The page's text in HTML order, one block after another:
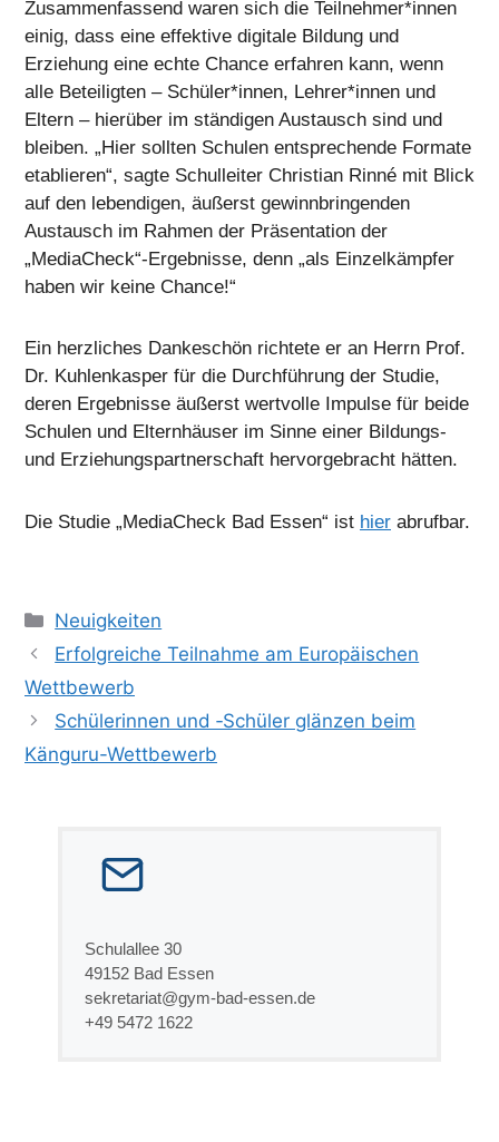
Zusammenfassend waren sich die Teilnehmer*innen
einig, dass eine effektive digitale Bildung und
Erziehung eine echte Chance erfahren kann, wenn
alle Beteiligten – Schüler*innen, Lehrer*innen und
Eltern – hierüber im ständigen Austausch sind und
bleiben. „Hier sollten Schulen entsprechende Formate
etablieren“, sagte Schulleiter Christian Rinné mit Blick
auf den lebendigen, äußerst gewinnbringenden
Austausch im Rahmen der Präsentation der
„MediaCheck“-Ergebnisse, denn „als Einzelkämpfer
haben wir keine Chance!“
Ein herzliches Dankeschön richtete er an Herrn Prof.
Dr. Kuhlenkasper für die Durchführung der Studie,
deren Ergebnisse äußerst wertvolle Impulse für beide
Schulen und Elternhäuser im Sinne einer Bildungs-
und Erziehungspartnerschaft hervorgebracht hätten.
Die Studie „MediaCheck Bad Essen“ ist hier abrufbar.
Kategorien
Neuigkeiten
Erfolgreiche Teilnahme am Europäischen
Wettbewerb
Schülerinnen und ‑Schüler glänzen beim
Känguru-Wettbewerb
Schulallee 30
49152 Bad Essen
sekretariat@gym-bad-essen.de
+49 5472 1622